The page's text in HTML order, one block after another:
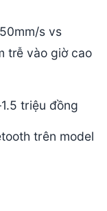
s vs
trễ vào giờ cao
triệu đồng
trên model